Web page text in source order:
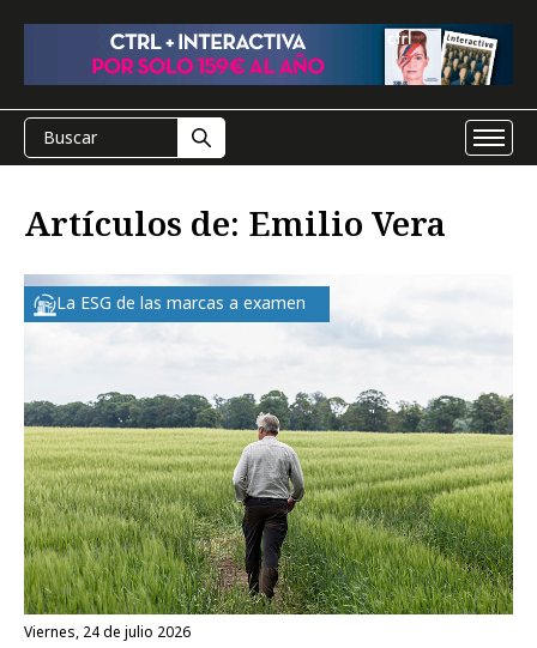
Artículos de: Emilio Vera
La ESG de las marcas a examen
viernes, 24 de julio 2026